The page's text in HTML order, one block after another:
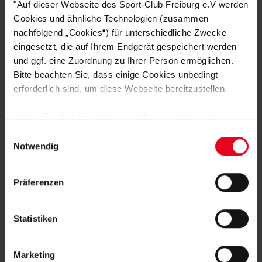
"Auf dieser Webseite des Sport-Club Freiburg e.V werden
Cookies und ähnliche Technologien (zusammen
nachfolgend „Cookies“) für unterschiedliche Zwecke
eingesetzt, die auf Ihrem Endgerät gespeichert werden
und ggf. eine Zuordnung zu Ihrer Person ermöglichen.
Bitte beachten Sie, dass einige Cookies unbedingt
erforderlich sind, um diese Webseite bereitzustellen.
Sofern Sie Ihre Einwilligung erteilen, werden weitere
Daten von Ihnen (z.B. persönlichen Identifikatoren oder
IP-Adressen) verarbeitet werden. Durch Klicken auf den
Speicherung aller aufgeführten Cookies und der
Daten für die unten jeweils angegebene Zwecke gem. §
25 Abs. 1 TDDDG, Art. 6 Abs. 1 lit. a DSGVO zu. Sie
Klicken auf den „Auswahl erlauben“-Button bestätigen.
Notwendig
Präferenzen
Statistiken
Marketing
GEFALLEN